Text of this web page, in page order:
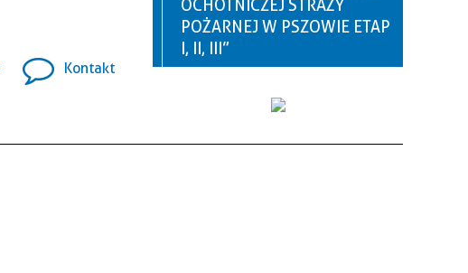
Kontakt
OCHOTNICZEJ STRAŻY
POŻARNEJ W PSZOWIE ETAP
I, II, III”